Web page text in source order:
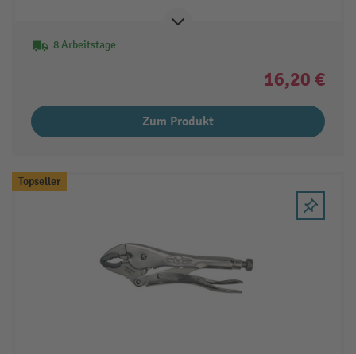
8 Arbeitstage
16,20 €
Zum Produkt
Topseller